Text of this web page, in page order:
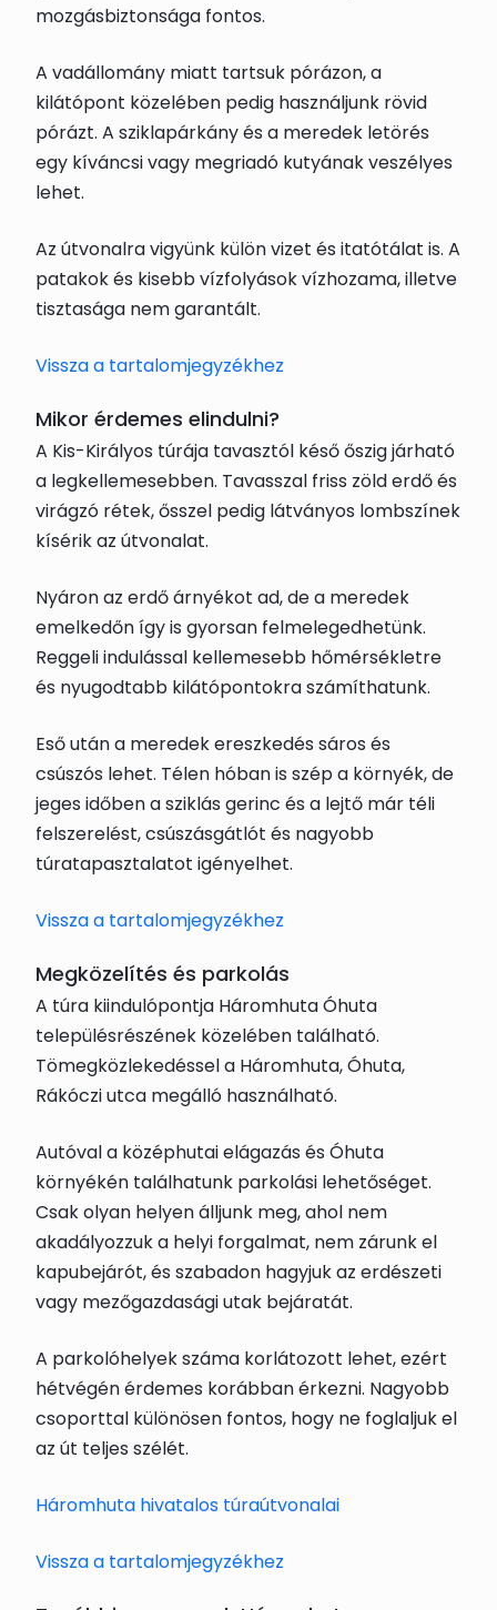
mozgásbiztonsága fontos.
A vadállomány miatt tartsuk pórázon, a
kilátópont közelében pedig használjunk rövid
pórázt. A sziklapárkány és a meredek letörés
egy kíváncsi vagy megriadó kutyának veszélyes
lehet.
Az útvonalra vigyünk külön vizet és itatótálat is. A
patakok és kisebb vízfolyások vízhozama, illetve
tisztasága nem garantált.
Vissza a tartalomjegyzékhez
Mikor érdemes elindulni?
A Kis-Királyos túrája tavasztól késő őszig járható
a legkellemesebben. Tavasszal friss zöld erdő és
virágzó rétek, ősszel pedig látványos lombszínek
kísérik az útvonalat.
Nyáron az erdő árnyékot ad, de a meredek
emelkedőn így is gyorsan felmelegedhetünk.
Reggeli indulással kellemesebb hőmérsékletre
és nyugodtabb kilátópontokra számíthatunk.
Eső után a meredek ereszkedés sáros és
csúszós lehet. Télen hóban is szép a környék, de
jeges időben a sziklás gerinc és a lejtő már téli
felszerelést, csúszásgátlót és nagyobb
túratapasztalatot igényelhet.
Vissza a tartalomjegyzékhez
Megközelítés és parkolás
A túra kiindulópontja Háromhuta Óhuta
településrészének közelében található.
Tömegközlekedéssel a Háromhuta, Óhuta,
Rákóczi utca megálló használható.
Autóval a középhutai elágazás és Óhuta
környékén találhatunk parkolási lehetőséget.
Csak olyan helyen álljunk meg, ahol nem
akadályozzuk a helyi forgalmat, nem zárunk el
kapubejárót, és szabadon hagyjuk az erdészeti
vagy mezőgazdasági utak bejáratát.
A parkolóhelyek száma korlátozott lehet, ezért
hétvégén érdemes korábban érkezni. Nagyobb
csoporttal különösen fontos, hogy ne foglaljuk el
az út teljes szélét.
Háromhuta hivatalos túraútvonalai
Vissza a tartalomjegyzékhez